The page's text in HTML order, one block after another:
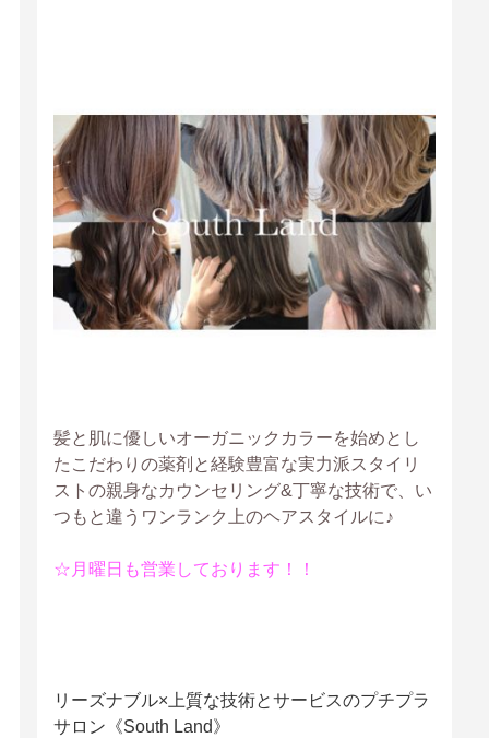
髪と肌に優しいオーガニックカラーを始めとし
たこだわりの薬剤と経験豊富な実力派スタイリ
ストの親身なカウンセリング&丁寧な技術で、い
つもと違うワンランク上のヘアスタイルに♪
☆月曜日も営業しております！！
リーズナブル×上質な技術とサービスのプチプラ
サロン《South Land》